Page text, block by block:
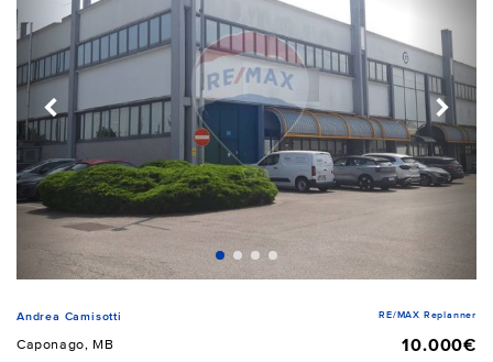
Andrea Camisotti RE/MAX Replanner
Caponago, MB 10.000€